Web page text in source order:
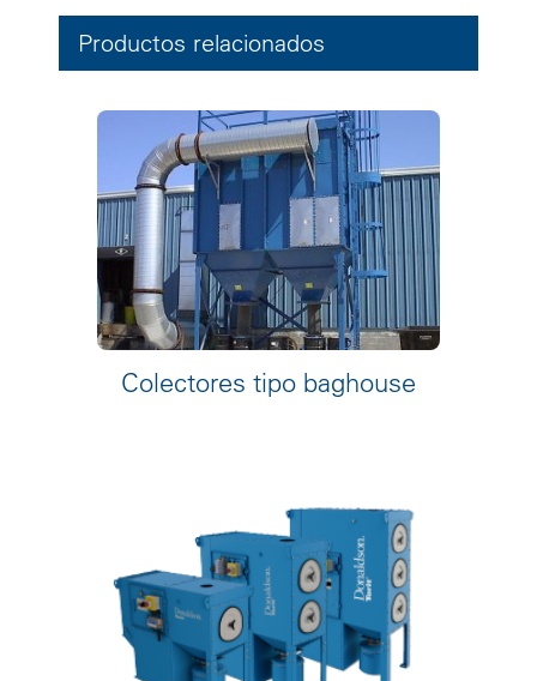
Productos relacionados
Colectores tipo baghouse